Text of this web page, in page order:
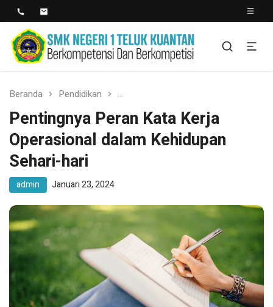
SMK NEGERI 1 TELUK
KUANTAN
Berkopetensi Dan Berkompetisi
Beranda Pendidikan Pentingnya Peran Kata Kerja
Pentingnya Peran Kata Kerja
Operasional dalam Kehidupan
Sehari-hari
admin Januari 23, 2024